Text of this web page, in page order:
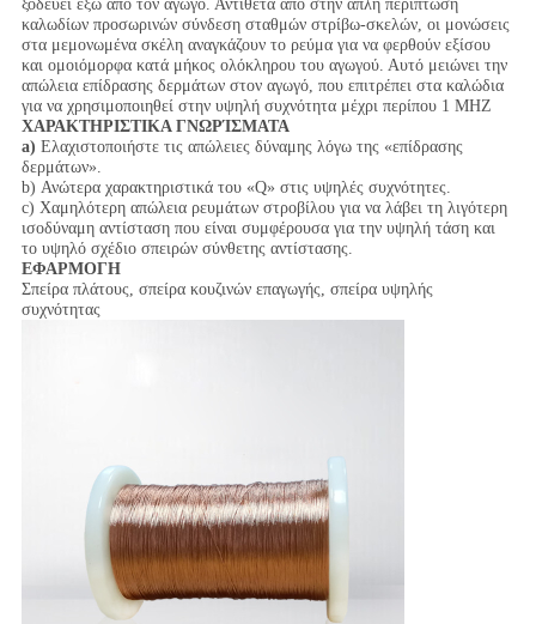
ξοδεύει έξω από τον αγωγό. Αντίθετα από στην απλή περίπτωση
καλωδίων προσωρινών σύνδεση σταθμών στρίβω-σκελών, οι μονώσεις
στα μεμονωμένα σκέλη αναγκάζουν το ρεύμα για να φερθούν εξίσου
και ομοιόμορφα κατά μήκος ολόκληρου του αγωγού. Αυτό μειώνει την
απώλεια επίδρασης δερμάτων στον αγωγό, που επιτρέπει στα καλώδια
για να χρησιμοποιηθεί στην υψηλή συχνότητα μέχρι περίπου 1 MHZ
ΧΑΡΑΚΤΗΡΙΣΤΙΚΑ ΓΝΩΡΊΣΜΑΤΑ
a) Ελαχιστοποιήστε τις απώλειες δύναμης λόγω της «επίδρασης
δερμάτων».
b) Ανώτερα χαρακτηριστικά του «Q» στις υψηλές συχνότητες.
c) Χαμηλότερη απώλεια ρευμάτων στροβίλου για να λάβει τη λιγότερη
ισοδύναμη αντίσταση που είναι συμφέρουσα για την υψηλή τάση και
το υψηλό σχέδιο σπειρών σύνθετης αντίστασης.
ΕΦΑΡΜΟΓΗ
Σπείρα πλάτους, σπείρα κουζινών επαγωγής, σπείρα υψηλής
συχνότητας